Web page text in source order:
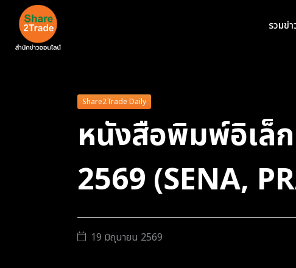
รวมข่า
Share2Trade Daily
หนังสือพิมพ์อิเล็
2569 (SENA,
19 มิถุนายน 2569